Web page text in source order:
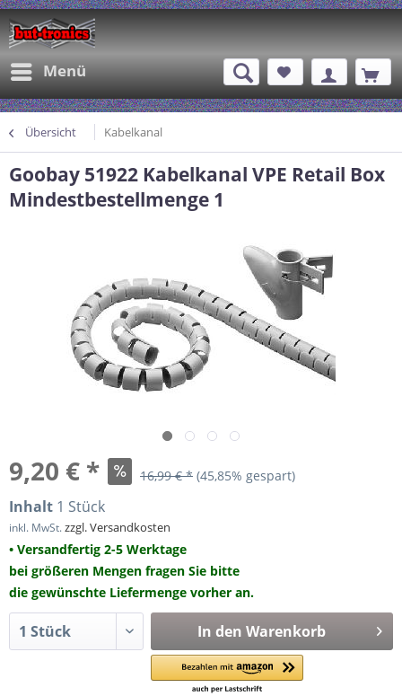
Menü
Übersicht Kabelkanal
Goobay 51922 Kabelkanal VPE Retail Box
Mindestbestellmenge 1
9,20 € * 16,99 € * (45,85% gespart)
Inhalt 1 Stück
inkl. MwSt.zzgl. Versandkosten
• Versandfertig 2-5 Werktage
bei größeren Mengen fragen Sie bitte
die gewünschte Liefermenge vorher an.
In den Warenkorb